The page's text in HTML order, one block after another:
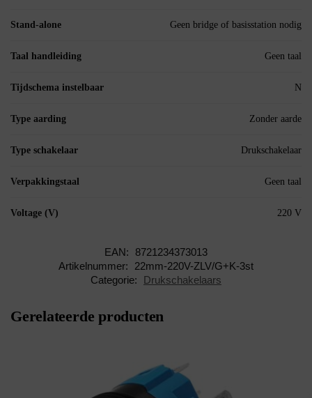
Stand-alone Geen bridge of basisstation nodig
Taal handleiding Geen taal
Tijdschema instelbaar N
Type aarding Zonder aarde
Type schakelaar Drukschakelaar
Verpakkingstaal Geen taal
Voltage (V) 220 V
EAN:
8721234373013
Artikelnummer:
22mm-220V-ZLV/G+K-3st
Categorie:
Drukschakelaars
Gerelateerde producten